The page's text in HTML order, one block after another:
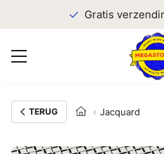
Gratis
TERUG Jacquard